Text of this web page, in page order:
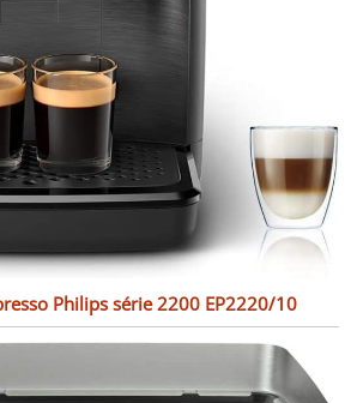
Philips série 2200 EP2220/10